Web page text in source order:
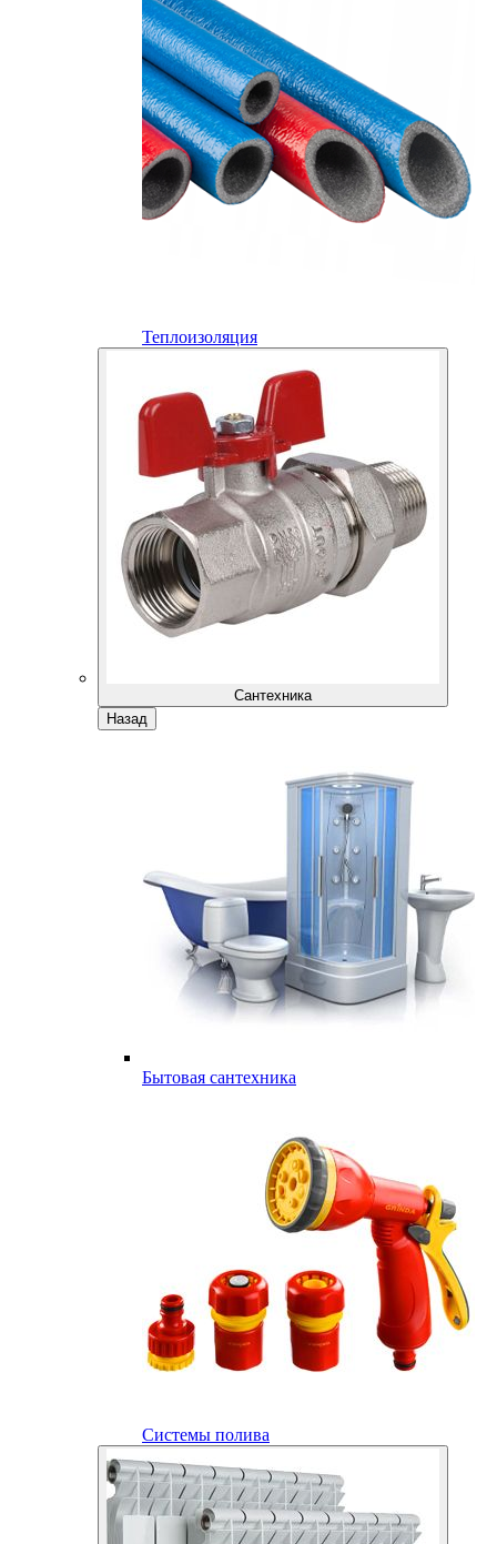
Теплоизоляция
Сантехника
Назад
Бытовая сантехника
Системы полива